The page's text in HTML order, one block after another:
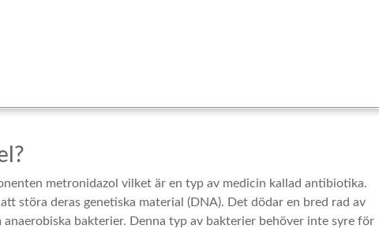
metronidazol vilket är en typ av medicin kallad antibiotika.
störa deras genetiska material (DNA). Det dödar en bred rad av
bakterier. Denna typ av bakterier behöver inte syre för